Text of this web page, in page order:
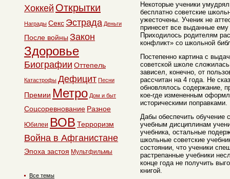
Некоторые ученики
бесплатно советские
ужесточены. Ученик не
принесет все выданные ему
Приходилось родителям
конфликт» со школьной
Постепенно картина с
советской школе
зависел, конечно, от
рассчитан на 4 года. Не
обновлялось содержание,
кое-где измененным
историческими поправками.
Дабы обеспечить обучение
учебным дисциплинам
учебника, остальные
школьные советские
состоянии, что ученики
растрепанные учебники
конце года не получить
книгой.
Хоккей Открытки
Награды Секс Эстрада Деньги
После войны Закон
Здоровье
Биографии Оттепель
Катастрофы Дефицит Песни
Премии Метро Дом и быт
Соцсоревнование Разное
Юбилеи ВОВ Терроризм
Война в Афганистане
Эпоха застоя Мультфильмы
Все темы